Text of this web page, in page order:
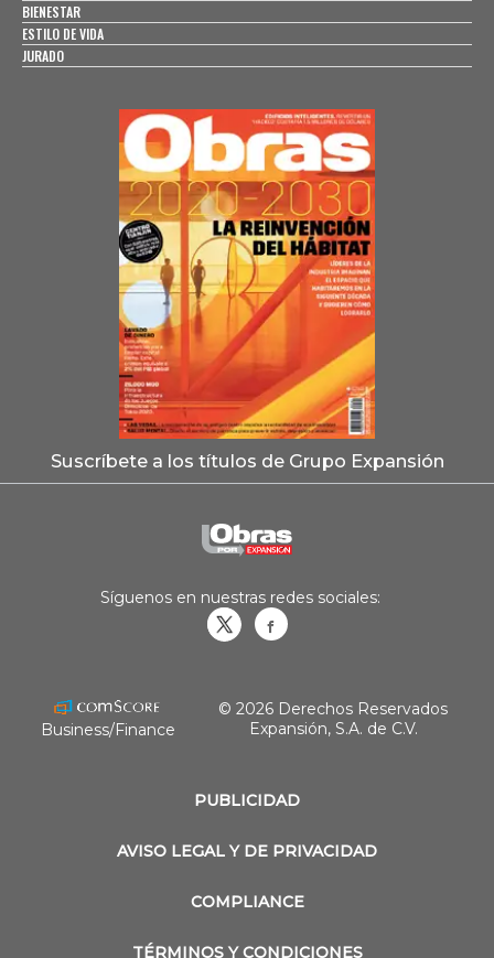
BIENESTAR
ESTILO DE VIDA
JURADO
Suscríbete a los títulos de Grupo Expansión
PUBLICIDAD
AVISO LEGAL Y DE PRIVACIDAD
COMPLIANCE
TÉRMINOS Y CONDICIONES
Síguenos en nuestras redes sociales:
Business/Finance
© 2026 Derechos Reservados
Expansión, S.A. de C.V.